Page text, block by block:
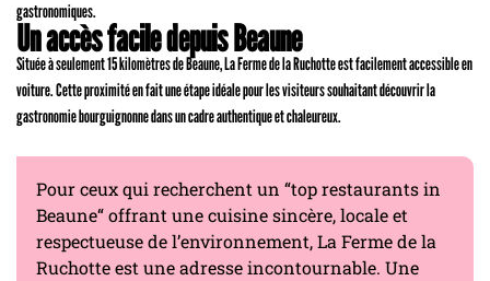
gastronomiques.
Un accès facile depuis Beaune
Située à seulement 15 kilomètres de Beaune, La Ferme de la Ruchotte est facilement accessible en
voiture. Cette proximité en fait une étape idéale pour les visiteurs souhaitant découvrir la
gastronomie bourguignonne dans un cadre authentique et chaleureux.
Pour ceux qui recherchent un “top restaurants in
Beaune“ offrant une cuisine sincère, locale et
respectueuse de l’environnement, La Ferme de la
Ruchotte est une adresse incontournable. Une